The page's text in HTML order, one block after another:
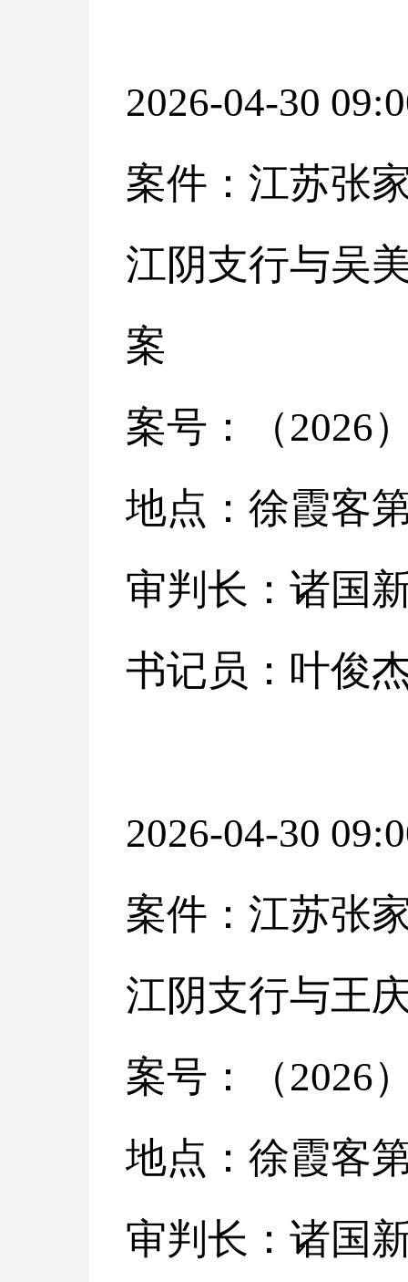
2026-04-30
案件：江苏张
江阴支行与吴
案
案号：（2026
地点：徐霞客
审判长：诸国
书记员：叶俊
2026-04-30
案件：江苏张
江阴支行与王
案号：（2026
地点：徐霞客
审判长：诸国